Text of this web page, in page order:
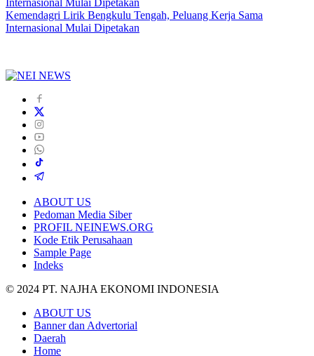
Kemendagri Lirik Bengkulu Tengah, Peluang Kerja Sama
Internasional Mulai Dipetakan
ABOUT US
Pedoman Media Siber
PROFIL NEINEWS.ORG
Kode Etik Perusahaan
Sample Page
Indeks
© 2024 PT. NAJHA EKONOMI INDONESIA
ABOUT US
Banner dan Advertorial
Daerah
Home